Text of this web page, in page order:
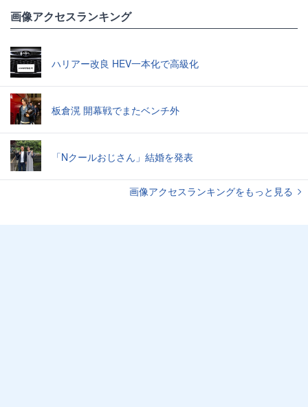
画像アクセスランキング
ハリアー改良 HEV一本化で高級化
板倉滉 開幕戦でまたベンチ外
「Nクールおじさん」結婚を発表
画像アクセスランキングをもっと見る